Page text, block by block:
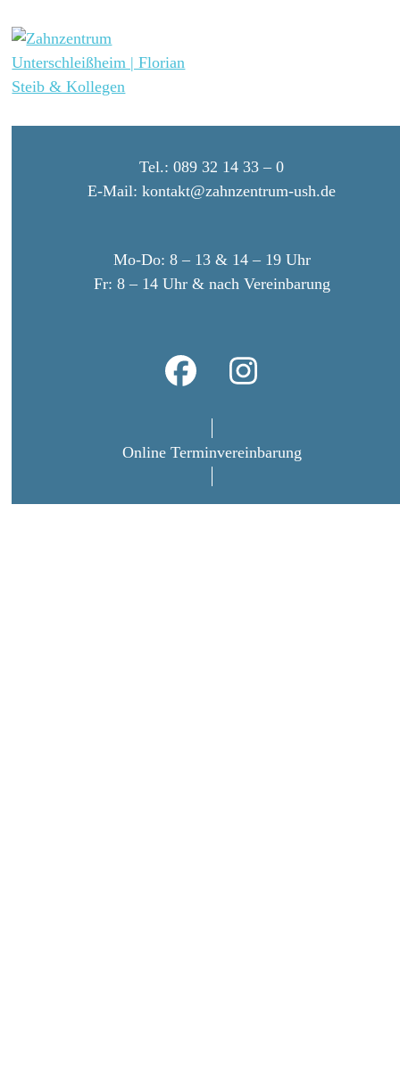
content
mobile
menu
mobile
menu
Tel.: 089 32 14 33 – 0
E-Mail: kontakt@zahnzentrum-ush.de
Mo-Do: 8 – 13 & 14 – 19 Uhr
Fr: 8 – 14 Uhr & nach Vereinbarung
FacebookInstagram
Online Terminvereinbarung